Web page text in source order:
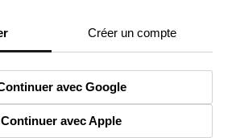
Créer un compte
avec Google
Continuer avec Apple